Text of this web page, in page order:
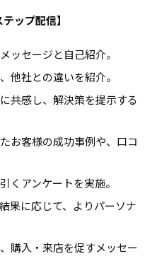
ップ配信】
ッセージと自己紹介。
他社との違いを紹介。
共感し、解決策を提示する
お客様の成功事例や、口コ
くアンケートを実施。
果に応じて、よりパーソナ
購入・来店を促すメッセー